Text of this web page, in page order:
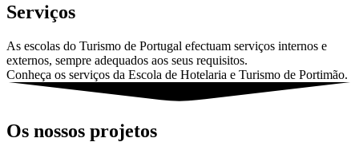
Serviços
As escolas do Turismo de Portugal efectuam serviços internos e
externos, sempre adequados aos seus requisitos.
Conheça os serviços da Escola de Hotelaria e Turismo de Portimão.
Os nossos projetos